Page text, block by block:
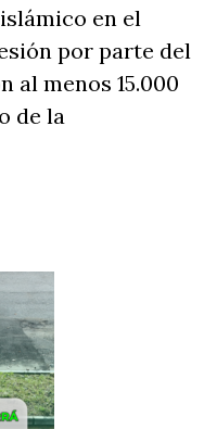
en el
por parte del
al menos 15.000
de la